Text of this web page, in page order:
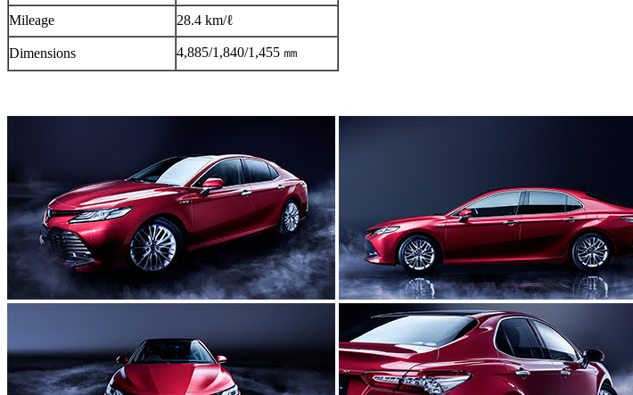
Mileage 28.4 km/ℓ
Dimensions 4,885/1,840/1,455 ㎜